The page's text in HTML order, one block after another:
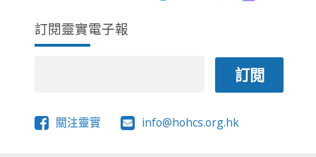
訂閱靈實電子報
關注靈實 info@hohcs.org.hk